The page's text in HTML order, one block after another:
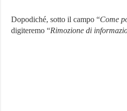
Dopodiché, sotto il campo “Come
digiteremo “Rimozione di